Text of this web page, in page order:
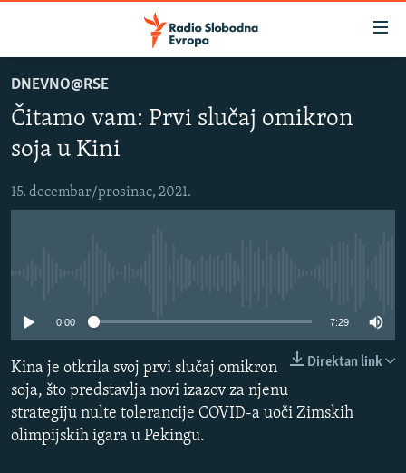
na
glavni
sadržaj
Pređite
na
glavnu
BOSNA I HERCEGOVINA
SRBIJA
KOSOVO
FOTOGALERIJE
INFOGRAFIKE
RAT U UKRAJINI
KINA NA BALKANU
RSE PRIČE IZ SVIJETA
ISPRIČAJ MI
DNEVNO@RSE
Čitamo vam: Prvi slučaj omikron
soja u Kini
15. decembar/prosinac, 2021.
0:00 7:29
Direktan link
Kina je otkrila svoj prvi slučaj omikron
soja, što predstavlja novi izazov za njenu
strategiju nulte tolerancije COVID-a uoči Zimskih
olimpijskih igara u Pekingu.